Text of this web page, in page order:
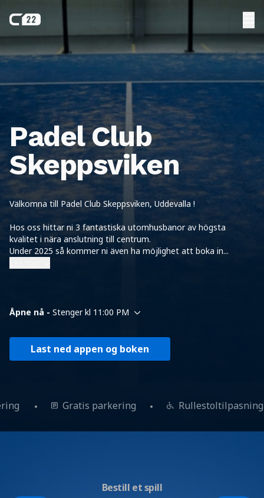
Padel Club
Skeppsviken
Välkomna till Padel Club Skeppsviken, Uddevalla !
Hos oss hittar ni 3 fantastiska utomhusbanor av högsta
kvalitet i nära anslutning till centrum.
Under 2025 så kommer ni även ha möjlighet att boka in...
Åpne nå - Stenger kl 11:00 PM
Last ned appen og boken
Gratis parkering
Bestill et spill